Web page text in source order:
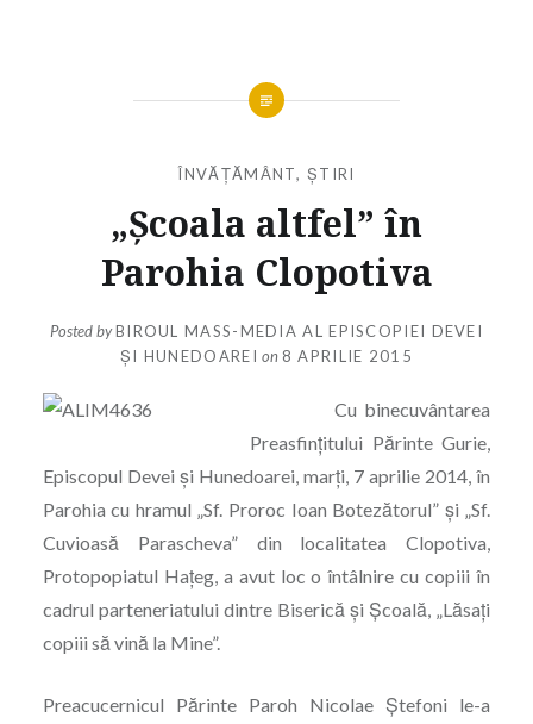
ÎNVĂȚĂMÂNT,ȘTIRI
„Școala altfel” în
Parohia Clopotiva
Posted byBIROUL MASS-MEDIA AL EPISCOPIEI DEVEI
ȘI HUNEDOAREI on 8 APRILIE 2015
Cu binecuvântarea
Preasfințitului Părinte Gurie,
Episcopul Devei și Hunedoarei, marți, 7 aprilie 2014, în
Parohia cu hramul „Sf. Proroc Ioan Botezătorul” și „Sf.
Cuvioasă Parascheva” din localitatea Clopotiva,
Protopopiatul Hațeg, a avut loc o întâlnire cu copiii în
cadrul parteneriatului dintre Biserică și Școală, „Lăsați
copiii să vină la Mine”.
Preacucernicul Părinte Paroh Nicolae Ștefoni le-a